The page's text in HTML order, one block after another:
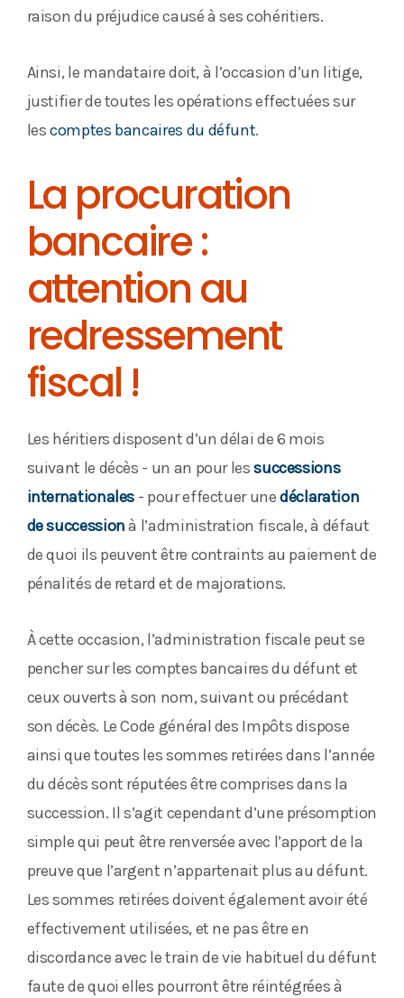
raison du préjudice causé à ses cohéritiers.
Ainsi, le mandataire doit, à l’occasion d’un litige,
justifier de toutes les opérations effectuées sur
lescomptes bancaires du défunt.
La procuration
bancaire :
attention au
redressement
fiscal !
Les héritiers disposent d’un délai de 6 mois
suivant le décès - un an pour lessuccessions
internationales - pour effectuer unedéclaration
de successionà l’administration fiscale, à défaut
de quoi ils peuvent être contraints au paiement de
pénalités de retard et de majorations.
À cette occasion, l’administration fiscale peut se
pencher sur les comptes bancaires du défunt et
ceux ouverts à son nom, suivant ou précédant
son décès. Le Code général des Impôts dispose
ainsi que toutes les sommes retirées dans l’année
du décès sont réputées être comprises dans la
succession. Il s’agit cependant d’une présomption
simple qui peut être renversée avec l’apport de la
preuve que l’argent n’appartenait plus au défunt.
Les sommes retirées doivent également avoir été
effectivement utilisées, et ne pas être en
discordance avec le train de vie habituel du défunt
faute de quoi elles pourront être réintégrées à